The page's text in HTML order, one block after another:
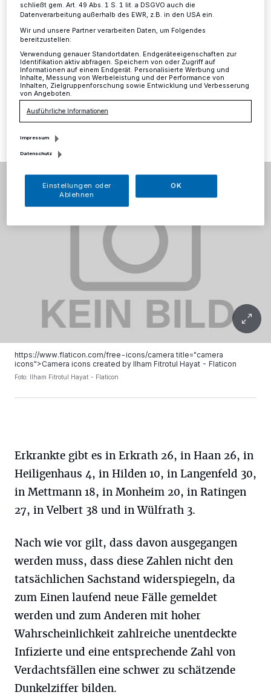
Kreis· Für den Montag vermeldet das
Kreisgesundheitsamt als Sachstand 202 Corona-
Erkrankungsfälle und 301 Verdachtsfälle.
23.03.2020 , 16:34 Uhr
https://www.flaticon.com/free-icons/camera title="camera
icons">Camera icons created by Ilham Fitrotul Hayat - Flaticon
Foto: Ilham Fitrotul Hayat - Flaticon
Erkrankte gibt es in Erkrath 26, in Haan 26, in
Heiligenhaus 4, in Hilden 10, in Langenfeld 30,
in Mettmann 18, in Monheim 20, in Ratingen
27, in Velbert 38 und in Wülfrath 3.
Nach wie vor gilt, dass davon ausgegangen
werden muss, dass diese Zahlen nicht den
tatsächlichen Sachstand widerspiegeln, da
zum Einen laufend neue Fälle gemeldet
werden und zum Anderen mit hoher
Wahrscheinlichkeit zahlreiche unentdeckte
Infizierte und eine entsprechende Zahl von
Verdachtsfällen eine schwer zu schätzende
Dunkelziffer bilden.
schließt gem. Art. 49 Abs. 1 S. 1 lit. a DSGVO auch die
Datenverarbeitung außerhalb des EWR, z.B. in den USA ein.
Wir und unsere Partner verarbeiten Daten, um Folgendes
bereitzustellen:
Verwendung genauer Standortdaten. Endgeräteeigenschaften zur
Identifikation aktiv abfragen. Speichern von oder Zugriff auf
Informationen auf einem Endgerät. Personalisierte Werbung und
Inhalte, Messung von Werbeleistung und der Performance von
Inhalten, Zielgruppenforschung sowie Entwicklung und Verbesserung
von Angeboten.
Ausführliche Informationen
Impressum
Datenschutz
Einstellungen oder
Ablehnen
OK